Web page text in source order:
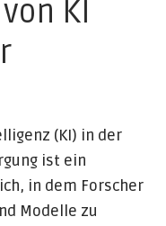
KI
(KI) in der
ist ein
in dem Forscher
Modelle zu